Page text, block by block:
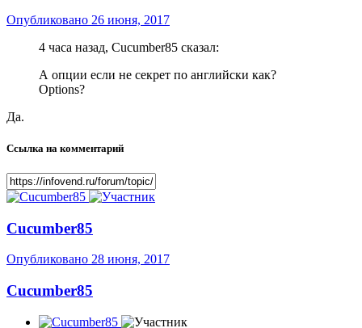
Опубликовано 26 июня, 2017
4 часа назад, Cucumber85 сказал:
А опции если не секрет по английски как?
Options?
Да.
Ссылка на комментарий
Cucumber85
Опубликовано 28 июня, 2017
Cucumber85